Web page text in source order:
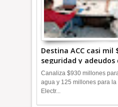
Destina ACC casi mil
seguridad y adeudos
+Video
Canaliza $930 millones
agua y 125 millones para
Electr...